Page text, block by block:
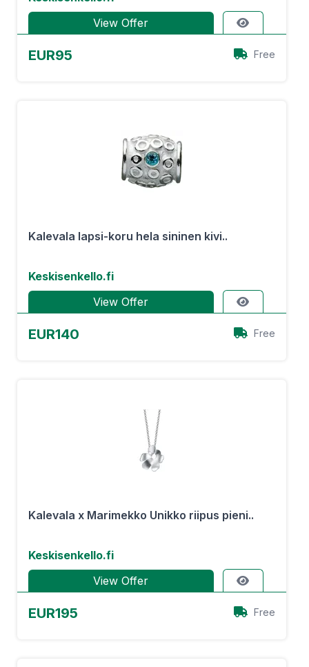
View Offer
EUR95 Free
Kalevala lapsi-koru hela sininen kivi..
Keskisenkello.fi
View Offer
EUR140 Free
Kalevala x Marimekko Unikko riipus pieni..
Keskisenkello.fi
View Offer
EUR195 Free